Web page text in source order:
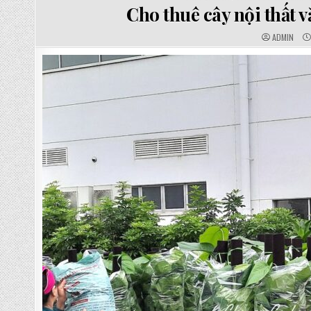
IN
Cho thuê cây nội thất
AUTHOR:
ADMIN